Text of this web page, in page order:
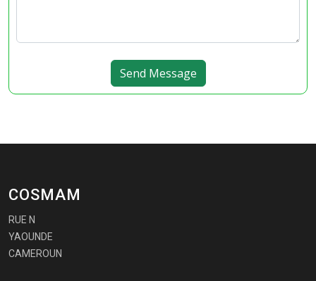
Send Message
COSMAM
RUE N
YAOUNDE
CAMEROUN